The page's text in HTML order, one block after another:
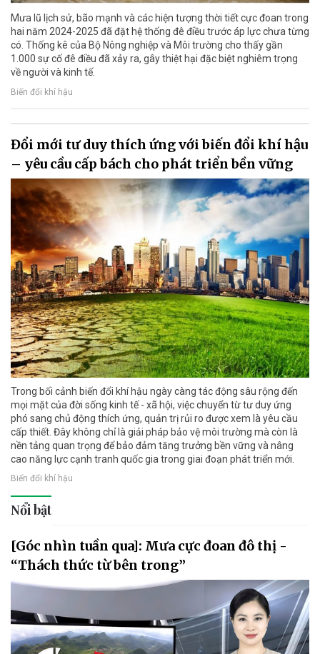
Mưa lũ lịch sử, bão mạnh và các hiện tượng thời tiết cực đoan trong
hai năm 2024-2025 đã đặt hệ thống đê điều trước áp lực chưa từng
có. Thống kê của Bộ Nông nghiệp và Môi trường cho thấy gần
1.000 sự cố đê điều đã xảy ra, gây thiệt hại đặc biệt nghiêm trọng
về người và kinh tế.
Biến đổi khí hậu
Đổi mới tư duy thích ứng với biến đổi khí hậu
– yêu cầu cấp bách cho phát triển bền vững
Trong bối cảnh biến đổi khí hậu ngày càng tác động sâu rộng đến
mọi mặt của đời sống kinh tế - xã hội, việc chuyển từ tư duy ứng
phó sang chủ động thích ứng, quản trị rủi ro được xem là yêu cầu
cấp thiết. Đây không chỉ là giải pháp bảo vệ môi trường mà còn là
nền tảng quan trọng để bảo đảm tăng trưởng bền vững và nâng
cao năng lực cạnh tranh quốc gia trong giai đoạn phát triển mới.
Biến đổi khí hậu
Nổi bật
[Góc nhìn tuần qua]: Mưa cực đoan đô thị -
“Thách thức từ bên trong”